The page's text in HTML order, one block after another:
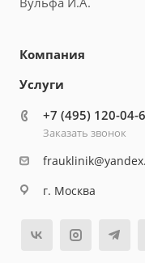
Компания
Услуги
+7 (495) 120-04-
Заказать звонок
г. Москва